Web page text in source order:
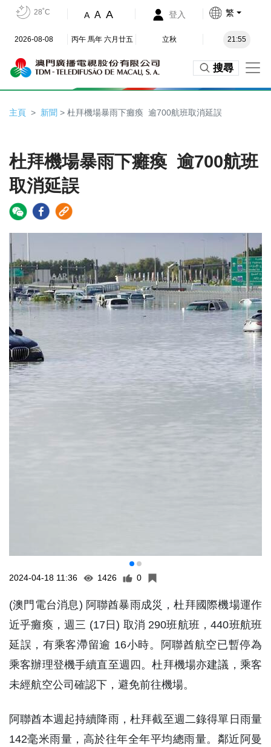
28˚C A A A 登入 繁
2026-08-08 丙午 馬年 六月廿五 立秋 21:55
搜尋
主頁 新聞 > 杜拜機場暴雨下癱瘓 逾700航班取消延誤
杜拜機場暴雨下癱瘓 逾700航班
取消延誤
2024-04-18 11:36 1426 0
(澳門電台消息) 阿聯酋暴雨成災，杜拜國際機場運作
近乎癱瘓，週三 (17日) 取消 290班航班，440班航班
延誤，有乘客滯留逾 16小時。阿聯酋航空已暫停為
乘客辦理登機手續直至週四。杜拜機場亦建議，乘客
未經航空公司確認下，避免前往機場。
阿聯酋本週起持續降雨，杜拜截至週二錄得單日雨量
142毫米雨量，高於往年全年平均總雨量。鄰近阿曼